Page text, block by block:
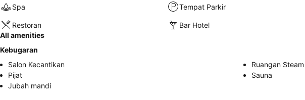
Spa Tempat Parkir
Restoran Bar Hotel
All amenities
Kebugaran
Salon Kecantikan
Ruangan Steam
Pijat
Sauna
Jubah mandi